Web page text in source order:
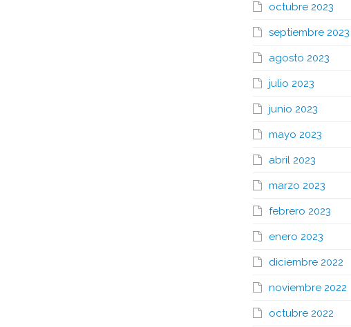
octubre 2023
septiembre 2023
agosto 2023
julio 2023
junio 2023
mayo 2023
abril 2023
marzo 2023
febrero 2023
enero 2023
diciembre 2022
noviembre 2022
octubre 2022